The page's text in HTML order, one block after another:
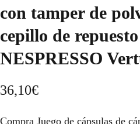
con tamper de
cepillo de
NESPRESSO
36,10€
Compra Juego de cápsulas de